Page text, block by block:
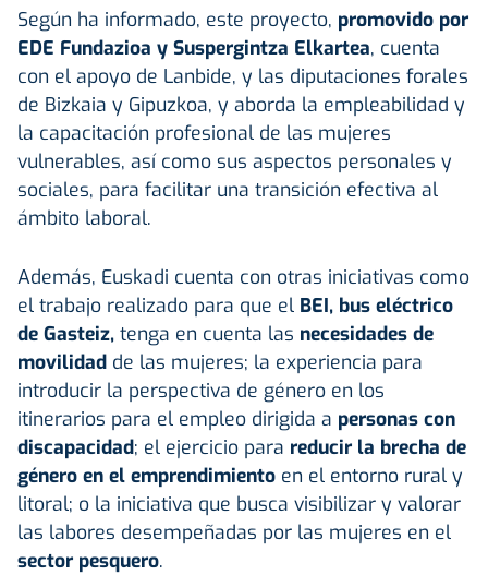
Según ha informado, este proyecto, promovido por
EDE Fundazioa y Suspergintza Elkartea, cuenta
con el apoyo de Lanbide, y las diputaciones forales
de Bizkaia y Gipuzkoa, y aborda la empleabilidad y
la capacitación profesional de las mujeres
vulnerables, así como sus aspectos personales y
sociales, para facilitar una transición efectiva al
ámbito laboral.
Además, Euskadi cuenta con otras iniciativas como
el trabajo realizado para que el BEI, bus eléctrico
de Gasteiz, tenga en cuenta las necesidades de
movilidad de las mujeres; la experiencia para
introducir la perspectiva de género en los
itinerarios para el empleo dirigida a personas con
discapacidad; el ejercicio para reducir la brecha de
género en el emprendimiento en el entorno rural y
litoral; o la iniciativa que busca visibilizar y valorar
las labores desempeñadas por las mujeres en el
sector pesquero.